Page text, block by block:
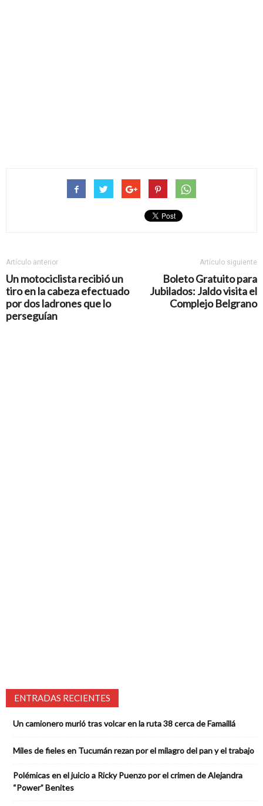
Artículo anterior
Un motociclista recibió un
tiro en la cabeza efectuado
por dos ladrones que lo
perseguían
Artículo siguiente
Boleto Gratuito para
Jubilados: Jaldo visita el
Complejo Belgrano
ENTRADAS RECIENTES
Un camionero murió tras volcar en la ruta 38 cerca de Famaillá
Miles de fieles en Tucumán rezan por el milagro del pan y el trabajo
Polémicas en el juicio a Ricky Puenzo por el crimen de Alejandra
“Power” Benites